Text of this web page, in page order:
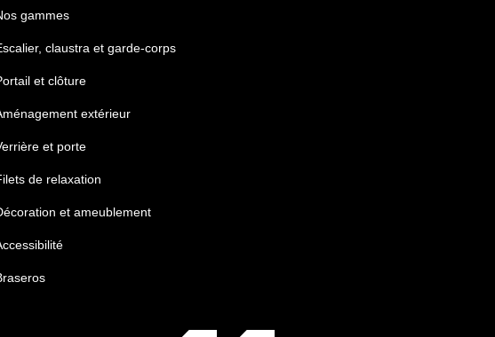
gammes
claustra et garde-corps
et clôture
extérieur
et porte
de relaxation
et ameublement